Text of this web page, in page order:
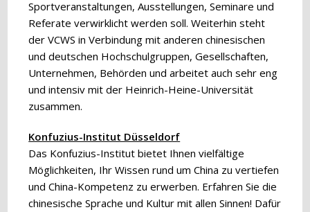
Sportveranstaltungen, Ausstellungen, Seminare und
Referate verwirklicht werden soll. Weiterhin steht
der VCWS in Verbindung mit anderen chinesischen
und deutschen Hochschulgruppen, Gesellschaften,
Unternehmen, Behörden und arbeitet auch sehr eng
und intensiv mit der Heinrich-Heine-Universität
zusammen.
Konfuzius-Institut Düsseldorf
Das Konfuzius-Institut bietet Ihnen vielfältige
Möglichkeiten, Ihr Wissen rund um China zu vertiefen
und China-Kompetenz zu erwerben. Erfahren Sie die
chinesische Sprache und Kultur mit allen Sinnen! Dafür